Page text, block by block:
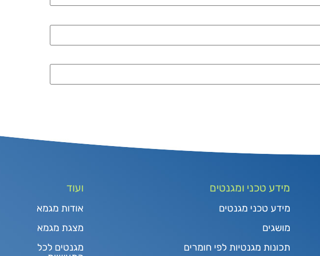
מידע טכני ומגנטים
מידע טכני מגנטים
מושגים
תכונות מגנטיות לפי חומרים
ועוד
אודות מגמא
מצגת מגמא
מגנטים לכל